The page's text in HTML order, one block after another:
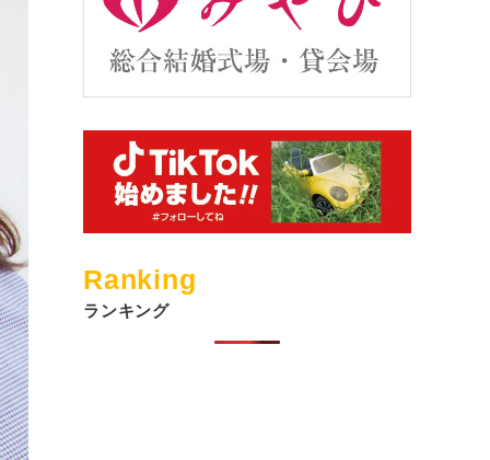
Ranking
ランキング